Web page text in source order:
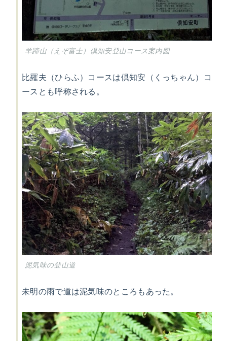
羊蹄山（えぞ富士）倶知安登山コース案内図
比羅夫（ひらふ）コースは倶知安（くっちゃん）コ
ースとも呼称される。
泥気味の登山道
未明の雨で道は泥気味のところもあった。